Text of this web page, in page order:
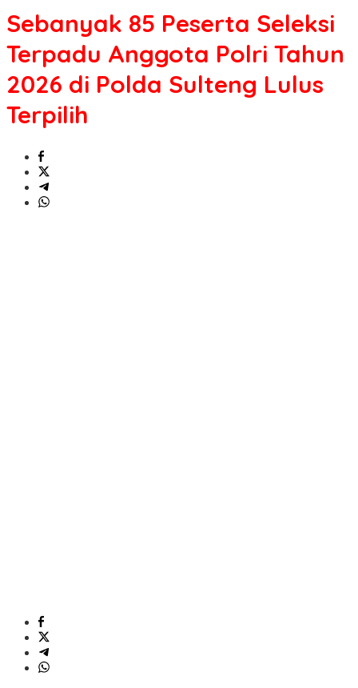
Seleksi
Anggota
Polri
Tahun
Sebanyak 85 Peserta Seleksi
Terpadu Anggota Polri Tahun
2026 di Polda Sulteng Lulus
Terpilih